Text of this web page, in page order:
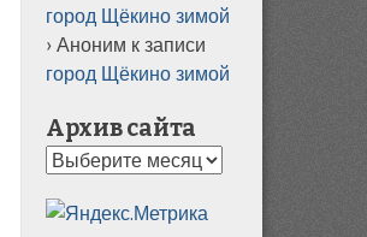
город Щёкино зимой
Аноним к записи
город Щёкино зимой
Архив сайта
Архив